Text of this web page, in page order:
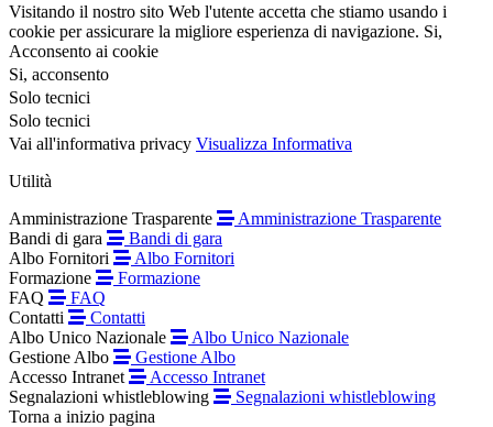
Visitando il nostro sito Web l'utente accetta che stiamo usando i
cookie per assicurare la migliore esperienza di navigazione. Si,
Acconsento ai cookie
Si, acconsento
Solo tecnici
Solo tecnici
Vai all'informativa privacy Visualizza Informativa
Utilità
Amministrazione Trasparente
Amministrazione Trasparente
Bandi di gara
Bandi di gara
Albo Fornitori
Albo Fornitori
Formazione
Formazione
FAQ
FAQ
Contatti
Contatti
Albo Unico Nazionale
Albo Unico Nazionale
Gestione Albo
Gestione Albo
Accesso Intranet
Accesso Intranet
Segnalazioni whistleblowing
Segnalazioni whistleblowing
Torna a inizio pagina